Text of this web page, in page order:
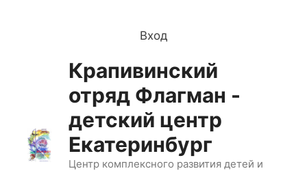
Вход
Крапивинский
отряд Флагман -
детский центр
Екатеринбург
Центр комплексного развития детей и